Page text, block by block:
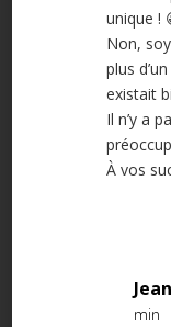
unique !
Non,
plus
existait
Il n’y a
À vos
min